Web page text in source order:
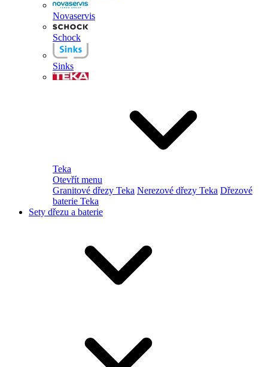
Novaservis
Schock
Sinks
Teka
Otevřít menu
Granitové dřezy Teka Nerezové dřezy Teka Dřezové
baterie Teka
Sety dřezu a baterie